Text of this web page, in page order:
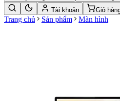
Tài khoản
Giỏ
Trang chủ Sản phẩm Màn hình